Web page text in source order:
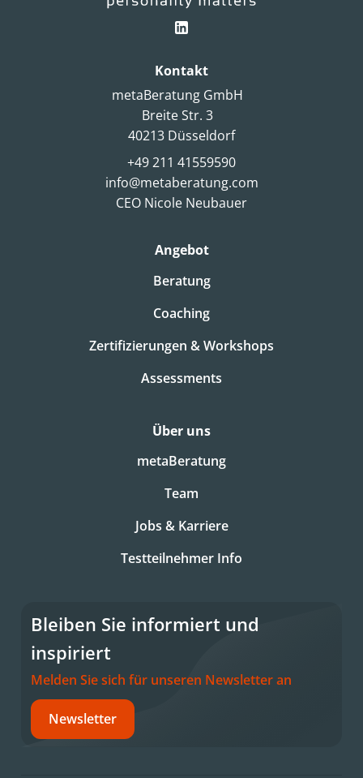
Kontakt
metaBeratung GmbH
Breite Str. 3
40213 Düsseldorf
+49 211 41559590
info@metaberatung.com
CEO Nicole Neubauer
Angebot
Beratung
Coaching
Zertifizierungen & Workshops
Assessments
Über uns
metaBeratung
Team
Jobs & Karriere
Testteilnehmer Info
Bleiben Sie informiert und
inspiriert
Melden Sie sich für unseren Newsletter an
Newsletter